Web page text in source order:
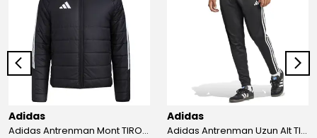
Adidas
Adidas Antrenman Mont TIRO24 WINT JKT IJ7388
Adidas
Adidas Antrenman Uzun Alt TIRO ES PNT JD0442